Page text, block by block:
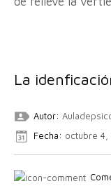
La
Autor:
Fecha: octubre 4,